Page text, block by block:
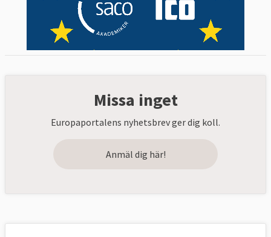
Missa inget
Europaportalens nyhetsbrev ger dig koll.
Anmäl dig här!